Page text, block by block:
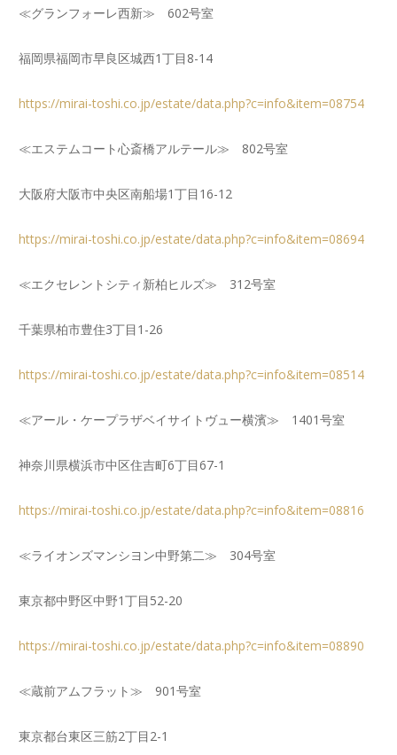
≪グランフォーレ西新≫ 602号室
福岡県福岡市早良区城西1丁目8-14
https://mirai-toshi.co.jp/estate/data.php?c=info&item=08754
≪エステムコート心斎橋アルテール≫ 802号室
大阪府大阪市中央区南船場1丁目16-12
https://mirai-toshi.co.jp/estate/data.php?c=info&item=08694
≪エクセレントシティ新柏ヒルズ≫ 312号室
千葉県柏市豊住3丁目1-26
https://mirai-toshi.co.jp/estate/data.php?c=info&item=08514
≪アール・ケープラザベイサイトヴュー横濱≫ 1401号室
神奈川県横浜市中区住吉町6丁目67-1
https://mirai-toshi.co.jp/estate/data.php?c=info&item=08816
≪ライオンズマンシヨン中野第二≫ 304号室
東京都中野区中野1丁目52-20
https://mirai-toshi.co.jp/estate/data.php?c=info&item=08890
≪蔵前アムフラット≫ 901号室
東京都台東区三筋2丁目2-1